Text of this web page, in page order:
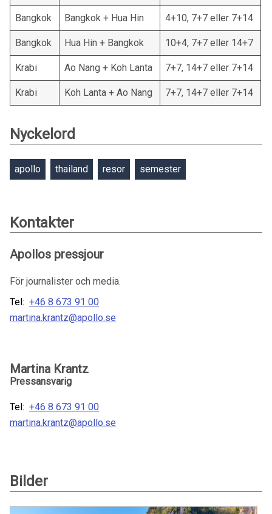
Bangkok Bangkok + Hua Hin 4+10, 7+7 eller 7+14
Bangkok Hua Hin + Bangkok 10+4, 7+7 eller 14+7
Krabi Ao Nang + Koh Lanta 7+7, 14+7 eller 7+14
Krabi Koh Lanta + Ao Nang 7+7, 14+7 eller 7+14
Nyckelord
apollo thailand resor semester
Kontakter
Apollos pressjour
För journalister och media.
Tel: +46 8 673 91 00
martina.krantz@apollo.se
Martina Krantz
Pressansvarig
Tel: +46 8 673 91 00
martina.krantz@apollo.se
Bilder